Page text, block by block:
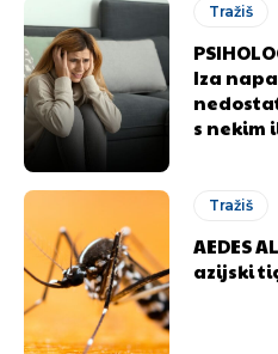
Ovim putem želimo da vam
odlučili da pustite Vašu
Objavi.ba
[wpuf_form id=”7463”]
Ovim putem želimo da vam
odlučili da pustite Vašu
Objavi.ba
[wpuf_form id=”7463”]
Tražiš
Iza
s nekim
Tražiš
AEDES
azijski